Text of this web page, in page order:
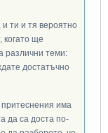
ти и тя вероятно
когато ще
различни теми:
достатъчно
има
да са доста по-